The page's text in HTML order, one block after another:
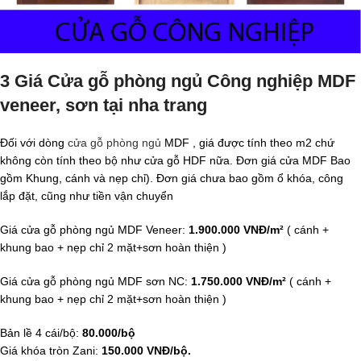
3 Giá Cửa gỗ phòng ngủ Công nghiệp MDF
veneer, sơn tại nha trang
Đối với dòng cửa gỗ phòng ngủ MDF , giá được tính theo m2 chứ
không còn tính theo bộ như cửa gỗ HDF nữa. Đơn giá cửa MDF Bao
gồm Khung, cánh và nẹp chỉ). Đơn giá chưa bao gồm ổ khóa, công
lắp đặt, cũng như tiền vận chuyển
Giá cửa gỗ phòng ngủ MDF Veneer: 1.900.000 VNĐ/m² ( cánh +
khung bao + nẹp chỉ 2 mặt+sơn hoàn thiện )
Giá cửa gỗ phòng ngủ MDF sơn NC: 1.750.000 VNĐ/m² ( cánh +
khung bao + nẹp chỉ 2 mặt+sơn hoàn thiện )
Bản lề 4 cái/bộ: 80.000/bộ
Giá khóa tròn Zani: 150.000 VNĐ/bộ.